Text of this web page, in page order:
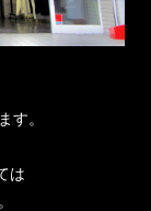
す。
は